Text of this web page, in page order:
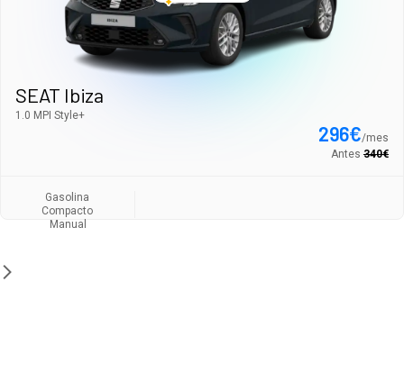
SEAT Ibiza
1.0 MPI Style+
296€/mes
Antes 340€
Gasolina
Compacto
Manual